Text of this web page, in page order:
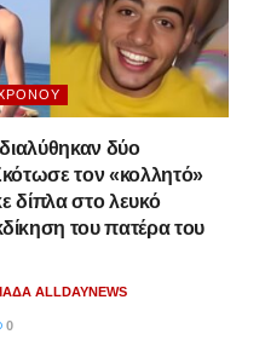
δύο
τον «κολλητό»
δίπλα στο λευκό
του πατέρα του
ALLDAYNEWS
0